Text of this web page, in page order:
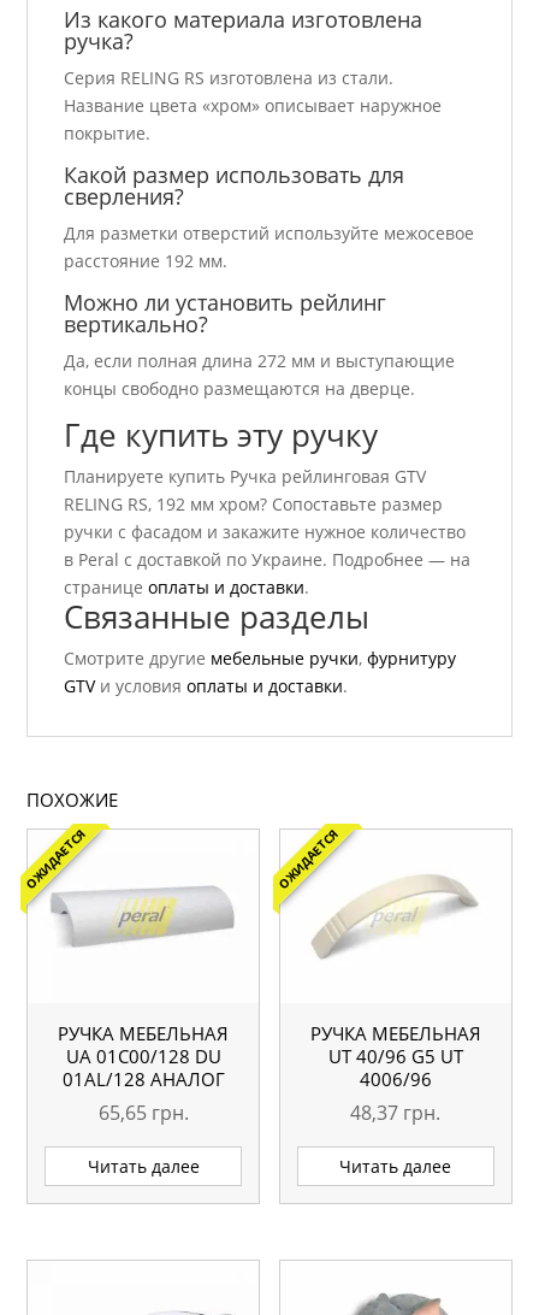
Из какого материала изготовлена
ручка?
Серия RELING RS изготовлена из стали.
Название цвета «хром» описывает наружное
покрытие.
Какой размер использовать для
сверления?
Для разметки отверстий используйте межосевое
расстояние 192 мм.
Можно ли установить рейлинг
вертикально?
Да, если полная длина 272 мм и выступающие
концы свободно размещаются на дверце.
Где купить эту ручку
Планируете купить Ручка рейлинговая GTV
RELING RS, 192 мм хром? Сопоставьте размер
ручки с фасадом и закажите нужное количество
в Peral с доставкой по Украине. Подробнее — на
страницеоплаты и доставки.
Связанные разделы
Смотрите другие мебельные ручки,фурнитуру
GTVи условияоплаты и доставки.
ПОХОЖИЕ
ОЖИДАЕТСЯ
РУЧКА МЕБЕЛЬНАЯ
UA 01С00/128 DU
01AL/128 АНАЛОГ
65,65 грн.
Читать далее
ОЖИДАЕТСЯ
РУЧКА МЕБЕЛЬНАЯ
UТ 40/96 G5 UT
4006/96
48,37 грн.
Читать далее